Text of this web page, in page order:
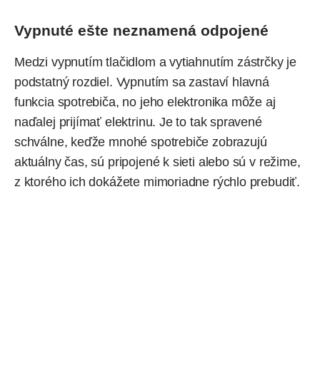
Vypnuté ešte neznamená odpojené
Medzi vypnutím tlačidlom a vytiahnutím zástrčky je
podstatný rozdiel. Vypnutím sa zastaví hlavná
funkcia spotrebiča, no jeho elektronika môže aj
naďalej prijímať elektrinu. Je to tak spravené
schválne, keďže mnohé spotrebiče zobrazujú
aktuálny čas, sú pripojené k sieti alebo sú v režime,
z ktorého ich dokážete mimoriadne rýchlo prebudiť.